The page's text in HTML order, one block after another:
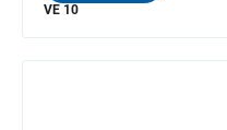
VE 10